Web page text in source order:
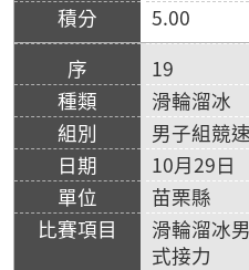
5.00
19
滑輪溜冰
男子組競
10月29日
苗栗縣
滑輪溜冰
式接力